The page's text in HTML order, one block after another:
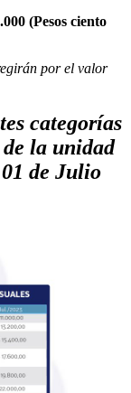
(Pesos ciento
por el valor
categorías
la unidad
de Julio